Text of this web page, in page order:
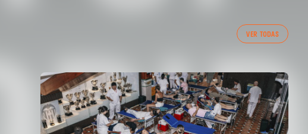
VER TODAS